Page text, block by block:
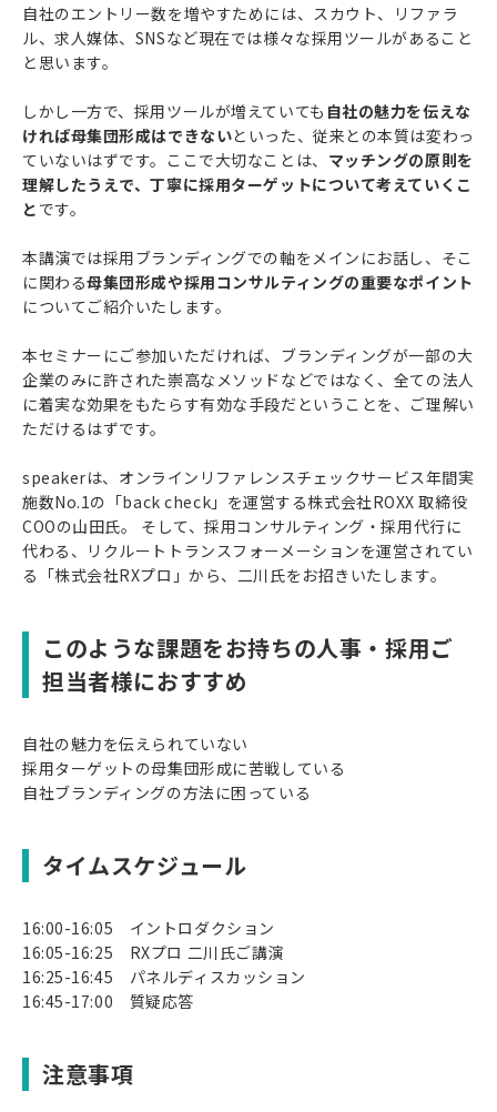
自社のエントリー数を増やすためには、スカウト、リファラ
ル、求人媒体、SNSなど現在では様々な採用ツールがあること
と思います。
しかし一方で、採用ツールが増えていても 自社の魅力を伝えな
ければ母集団形成はできないといった、従来との本質は変わっ
ていないはずです。ここで大切なことは、 マッチングの原則を
理解したうえで、丁寧に採用ターゲットについて考えていくこ
と です。
本講演では採用ブランディングでの軸をメインにお話し、そこ
に関わる母集団形成や採用コンサルティングの重要なポイント
についてご紹介いたします。
本セミナーにご参加いただければ、ブランディングが一部の大
企業のみに許された崇高なメソッドなどではなく、全ての法人
に着実な効果をもたらす有効な手段だということを、ご理解い
ただけるはずです。
speakerは、オンラインリファレンスチェックサービス年間実
施数No.1の「back check」を運営する株式会社ROXX 取締役
COOの山田氏。 そして、採用コンサルティング・採用代行に
代わる、リクルートトランスフォーメーションを運営されてい
る「株式会社RXプロ」から、二川氏をお招きいたします。
このような課題をお持ちの人事・採用ご
担当者様におすすめ
自社の魅力を伝えられていない
採用ターゲットの母集団形成に苦戦している
自社ブランディングの方法に困っている
タイムスケジュール
16:00-16:05 イントロダクション
16:05-16:25 RXプロ 二川氏ご講演
16:25-16:45 パネルディスカッション
16:45-17:00 質疑応答
注意事項